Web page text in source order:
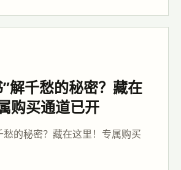
解千愁的秘密？藏在
购买通道已开
愁的秘密？藏在这里！专属购买